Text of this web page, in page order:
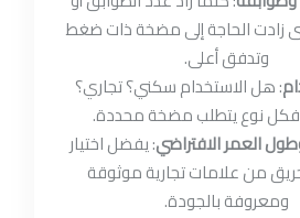
زادت الحاجة إلى مضخة ذات ضغط
وتدفق أعلى.
: هل الاستخدام سكني؟ تجاري؟
نوع يتطلب مضخة محددة.
العمر الافتراضي: يفضل اختيار
من علامات تجارية موثوقة
ومعروفة بالجودة.